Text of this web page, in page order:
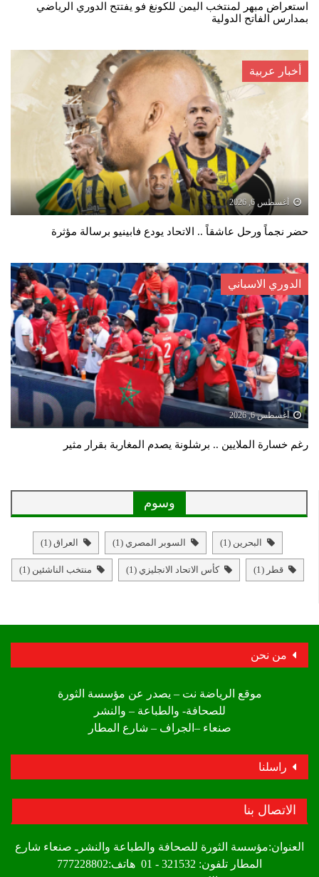
استعراض مبهر لمنتخب اليمن للكونغ فو يفتتح الدوري الرياضي
بمدارس الفاتح الدولية
أخبار عربية
أغسطس 6, 2026
حضر نجماً ورحل عاشقاً .. الاتحاد يودع فابينيو برسالة مؤثرة
الدوري الاسباني
أغسطس 6, 2026
رغم خسارة الملايين .. برشلونة يصدم المغاربة بقرار مثير
وسوم
البحرين (1) السوبر المصري (1) العراق (1)
قطر (1) كأس الاتحاد الانجليزي (1) منتخب الناشئين (1)
من نحن
موقع الرياضة نت – يصدر عن مؤسسة الثورة
للصحافة- والطباعة – والنشر
صنعاء –الجراف – شارع المطار
راسلنا
الاتصال بنا
العنوان:مؤسسة الثورة للصحافة والطباعة والنشرـ صنعاء شارع
المطار تلفون: 321532 - 01 هاتف:777228802